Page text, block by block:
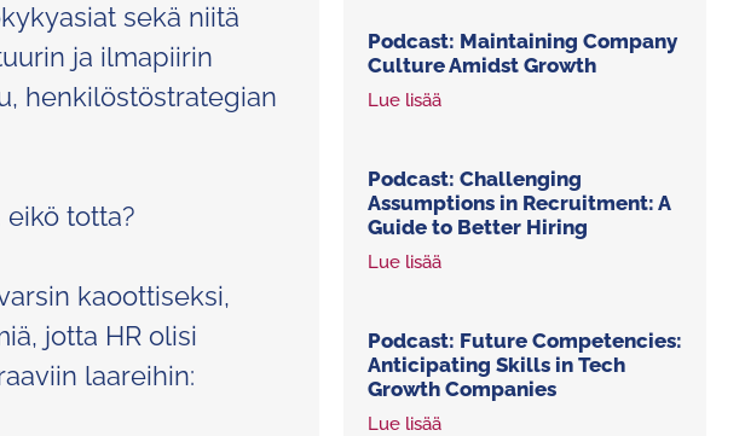
sekä niitä
ja ilmapiirin
henkilöstöstrategian
totta?
kaoottiseksi,
jotta HR olisi
laareihin:
Podcast: Maintaining Company
Culture Amidst Growth
Lue lisää
Podcast: Challenging
Assumptions in Recruitment: A
Guide to Better Hiring
Lue lisää
Podcast: Future Competencies:
Anticipating Skills in Tech
Growth Companies
Lue lisää